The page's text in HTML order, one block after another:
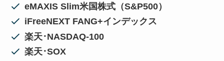
eMAXIS Slim米国株式（S&P500）
iFreeNEXT FANG+インデックス
楽天･NASDAQ-100
楽天･SOX